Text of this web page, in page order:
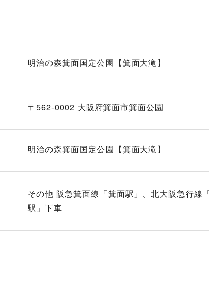
明治の森箕面国定公園【箕面大滝】
〒562-0002 大阪府箕面市箕面公園
明治の森箕面国定公園【箕面大滝】
その他 阪急箕面線「箕面駅」、北大阪急行
駅」下車